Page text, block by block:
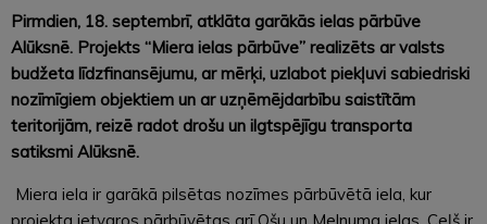
Pirmdien, 18. septembrī, atklāta garākās ielas pārbūve
Alūksnē. Projekts “Miera ielas pārbūve” realizēts ar valsts
budžeta līdzfinansējumu, ar mērķi, uzlabot piekļuvi sabiedriski
nozīmīgiem objektiem un ar uzņēmējdarbību saistītām
teritorijām, reizē radot drošu un ilgtspējīgu transporta
satiksmi Alūksnē.
Miera iela ir garākā pilsētas nozīmes pārbūvētā iela, kur
projekta ietvaros pārbūvētas arī Ošu un Melnuma ielas. Ceļš ir